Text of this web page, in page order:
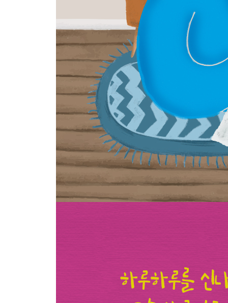
미술 작품 감상처럼 음식에 대한 감상도 기록으로
인간의 언어가 아닌 무생물의 언어로 말해 보자
좋아하는 분야의 잡지를 처음부터 끝까지 찬찬히
전시회장에 가서 마음에 드는 그림 하나를 30분 이
실험적인 음악을 들으며 소리에 집중해 보자
한국의 기차역 지도를 펼쳐 놓은 다음 한 번도 들
내가 찍은 사진 중 마음에 드는 것을 하나 고른 다
레시피를 보면서 요리를 해 보자
색의 이름을 알아보고, 오늘의 색을 정한 다음 그
하루 종일 반대쪽 손으로 살아 보자
중고 물품을 구입해서 써 보고, 그 물건의 예전 스
내가 차릴 식당을 정한 다음 가게명과 간판 디자인
10년 전, 20년 전, 30년 전에 어떤 일이 있었는지 알
거리를 돌아다니면서 집집마다 창문이 얼마나 다
단어들을 수집해 보자
하루에 쓸 용돈을 정한 다음 가계부를 쓰며 한 달을
읽고 싶었지만 엄두가 나지 않던 책을 노트에 정리
집 안의 모든 거울과 시계를 치워 보자